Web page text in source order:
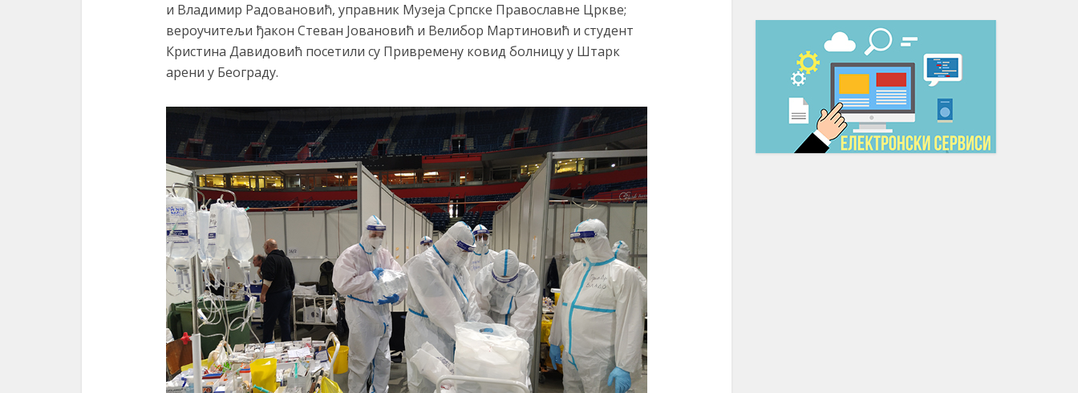
и Владимир Радовановић, управник Музеја Српске Православне Цркве;
вероучитељи ђакон Стеван Јовановић и Велибор Мартиновић и студент
Кристина Давидовић посетили су Привремену ковид болницу у Штарк
арени у Београду.